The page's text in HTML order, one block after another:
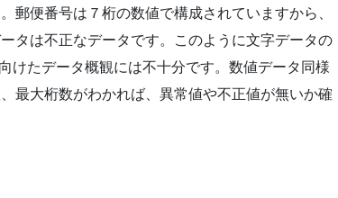
便番号は７桁の数値で構成されていますから、
タは不正なデータです。このように文字データの
けたデータ概観には不十分です。数値データ同様
最大桁数がわかれば、異常値や不正値が無いか確